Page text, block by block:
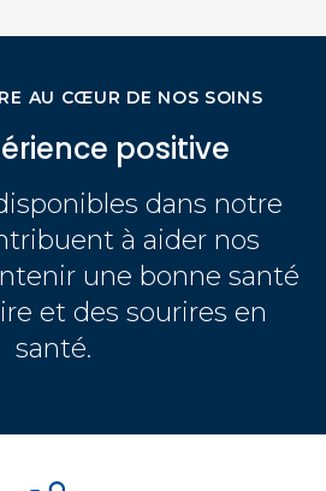
AU CŒUR DE NOS SOINS
positive
dans notre
à aider nos
une bonne santé
et des sourires en
santé.